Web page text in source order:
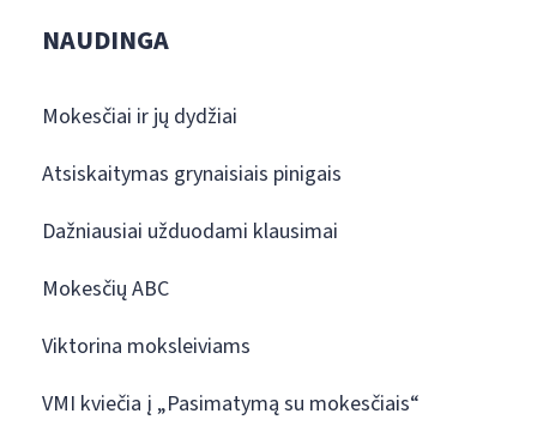
NAUDINGA
Mokesčiai ir jų dydžiai
Atsiskaitymas grynaisiais pinigais
Dažniausiai užduodami klausimai
Mokesčių ABC
Viktorina moksleiviams
VMI kviečia į „Pasimatymą su mokesčiais“